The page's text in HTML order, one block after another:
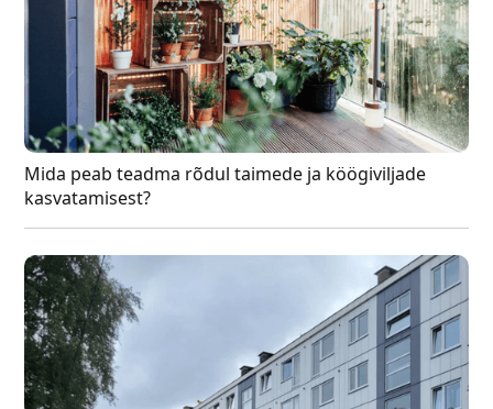
Mida peab teadma rõdul taimede ja köögiviljade
kasvatamisest?